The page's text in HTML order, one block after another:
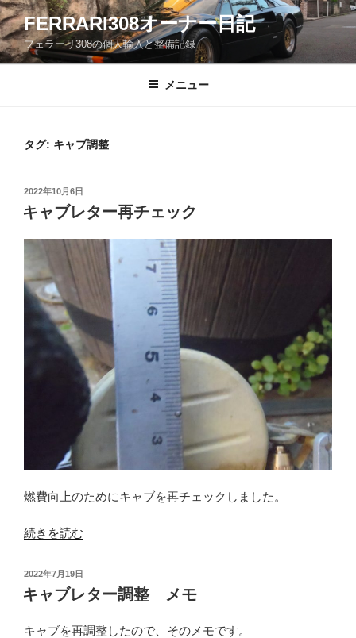
コ
ン
テ
ン
FERRARI308オーナー日記
フェラーリ308の個人輸入と整備記録
メニュー
タグ: キャブ調整
投
稿
日:
2022年10月6日
キャブレター再チェック
燃費向上のためにキャブを再チェックしました。
“キ
ブ
レ
ー
続きを読む
投
稿
日:
2022年7月19日
キャブレター調整 メモ
キャブを再調整したので、そのメモです。